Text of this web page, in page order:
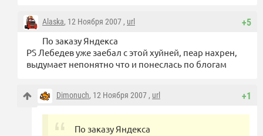
+5
Alaska, 12 Ноября 2007 , url
По заказу Яндекса
PS Лебедев уже заебал с этой хуйней, пеар нахрен,
выдумает непонятно что и понеслась по блогам
+1
Dimonuch, 12 Ноября 2007 , url
По заказу Яндекса